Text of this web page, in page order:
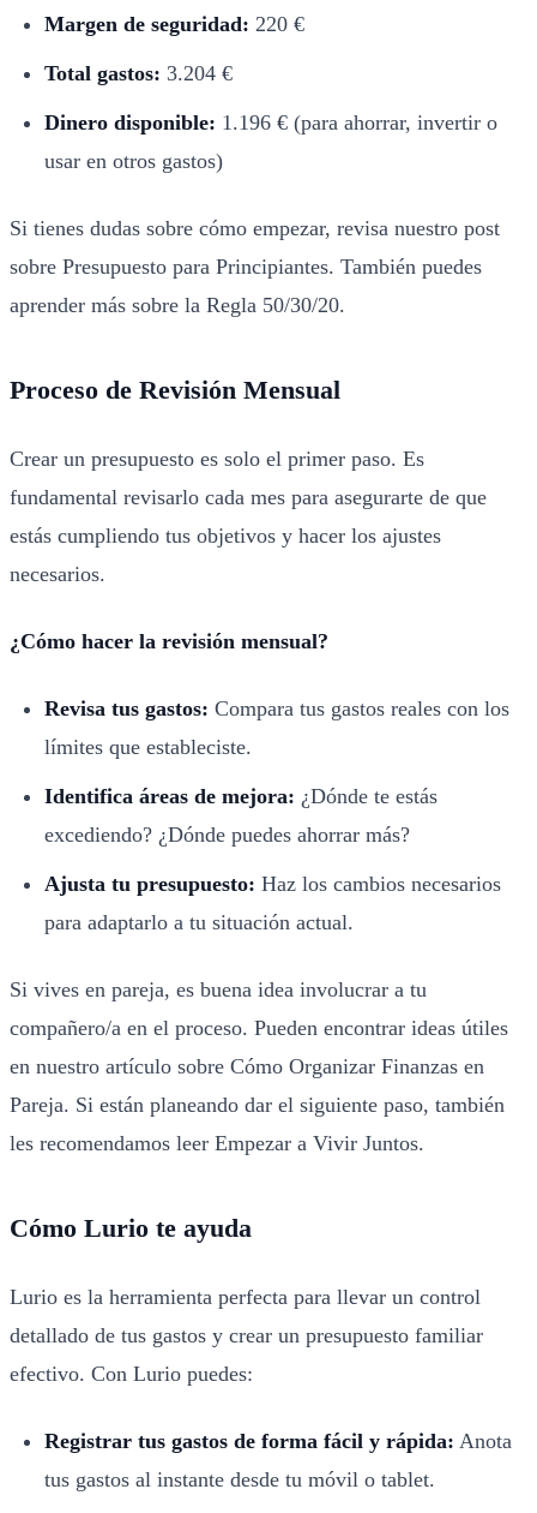
Margen de seguridad: 220 €
Total gastos: 3.204 €
Dinero disponible: 1.196 € (para ahorrar, invertir o
usar en otros gastos)
Si tienes dudas sobre cómo empezar, revisa nuestro post
sobre Presupuesto para Principiantes. También puedes
aprender más sobre la Regla 50/30/20.
Proceso de Revisión Mensual
Crear un presupuesto es solo el primer paso. Es
fundamental revisarlo cada mes para asegurarte de que
estás cumpliendo tus objetivos y hacer los ajustes
necesarios.
¿Cómo hacer la revisión mensual?
Revisa tus gastos: Compara tus gastos reales con los
límites que estableciste.
Identifica áreas de mejora: ¿Dónde te estás
excediendo? ¿Dónde puedes ahorrar más?
Ajusta tu presupuesto: Haz los cambios necesarios
para adaptarlo a tu situación actual.
Si vives en pareja, es buena idea involucrar a tu
compañero/a en el proceso. Pueden encontrar ideas útiles
en nuestro artículo sobre Cómo Organizar Finanzas en
Pareja. Si están planeando dar el siguiente paso, también
les recomendamos leer Empezar a Vivir Juntos.
Cómo Lurio te ayuda
Lurio es la herramienta perfecta para llevar un control
detallado de tus gastos y crear un presupuesto familiar
efectivo. Con Lurio puedes:
Registrar tus gastos de forma fácil y rápida: Anota
tus gastos al instante desde tu móvil o tablet.